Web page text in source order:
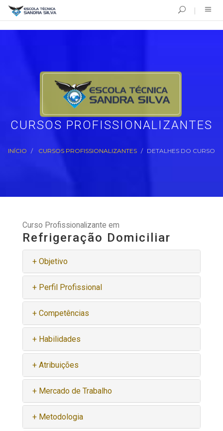
CURSOS PROFISSIONALIZANTES
INÍCIO CURSOS PROFISSIONALIZANTES DETALHES DO CURSO
Curso Profissionalizante em
Refrigeração Domiciliar
+ Objetivo
+ Perfil Profissional
+ Competências
+ Habilidades
+ Atribuições
+ Mercado de Trabalho
+ Metodologia